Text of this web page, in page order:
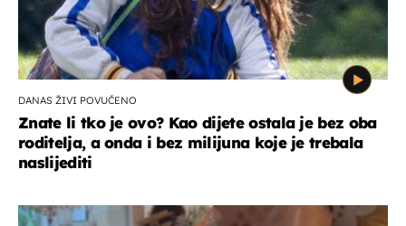
DANAS ŽIVI POVUČENO
Znate li tko je ovo? Kao dijete ostala je bez oba
roditelja, a onda i bez milijuna koje je trebala
naslijediti